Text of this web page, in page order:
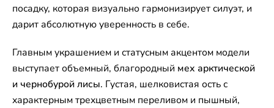
посадку, которая визуально гармонизирует силуэт, и
дарит абсолютную уверенность в себе.
Главным украшением и статусным акцентом модели
выступает объемный, благородный мех арктической
и чернобурой лисы. Густая, шелковистая ость с
характерным трехцветным переливом и пышный,